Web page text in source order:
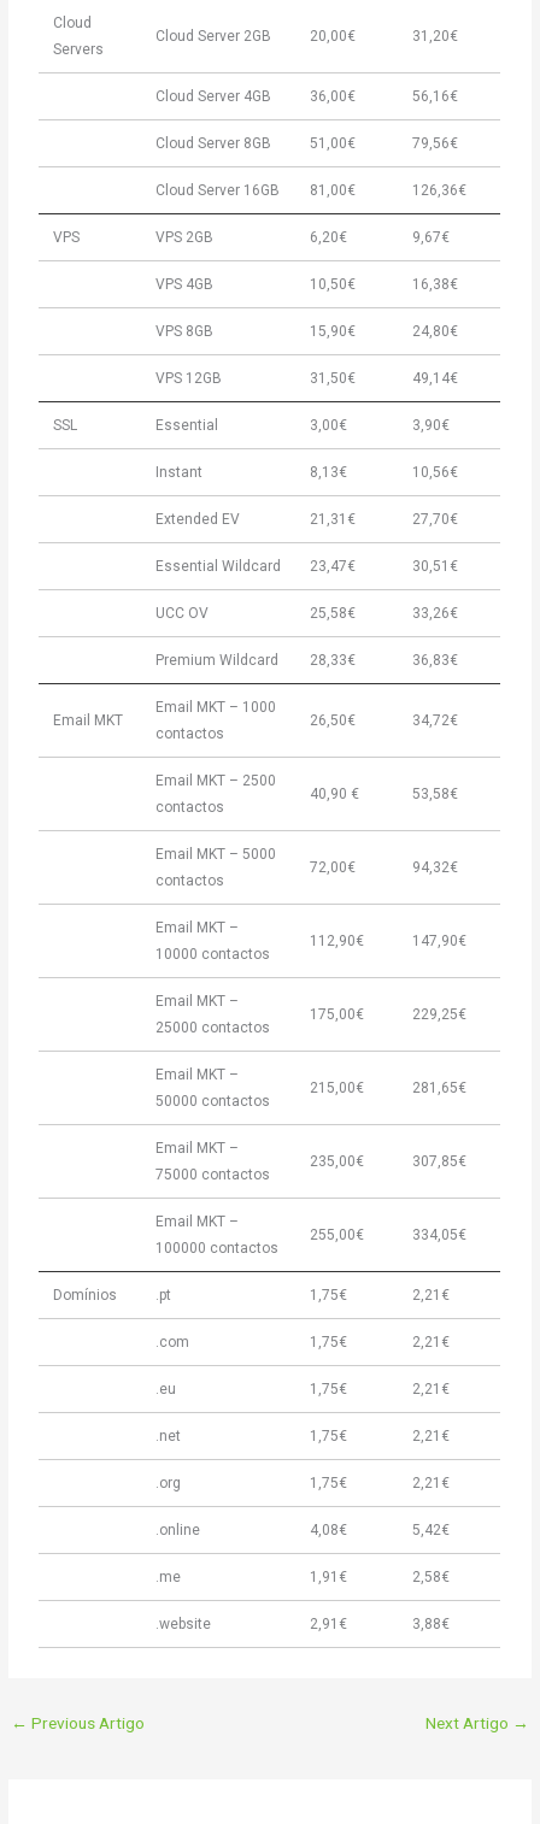
Cloud
Servers
Cloud Server 2GB 20,00€ 31,20€
Cloud Server 4GB 36,00€ 56,16€
Cloud Server 8GB 51,00€ 79,56€
Cloud Server 16GB 81,00€ 126,36€
VPS VPS 2GB 6,20€ 9,67€
VPS 4GB 10,50€ 16,38€
VPS 8GB 15,90€ 24,80€
VPS 12GB 31,50€ 49,14€
SSL Essential 3,00€ 3,90€
Instant 8,13€ 10,56€
Extended EV 21,31€ 27,70€
Essential Wildcard 23,47€ 30,51€
UCC OV 25,58€ 33,26€
Premium Wildcard 28,33€ 36,83€
Email MKT
Email MKT – 1000
contactos
26,50€ 34,72€
Email MKT – 2500
contactos
40,90 € 53,58€
Email MKT – 5000
contactos
72,00€ 94,32€
Email MKT –
10000 contactos
112,90€ 147,90€
Email MKT –
25000 contactos
175,00€ 229,25€
Email MKT –
50000 contactos
215,00€ 281,65€
Email MKT –
75000 contactos
235,00€ 307,85€
Email MKT –
100000 contactos
255,00€ 334,05€
Domínios .pt 1,75€ 2,21€
.com 1,75€ 2,21€
.eu 1,75€ 2,21€
.net 1,75€ 2,21€
.org 1,75€ 2,21€
.online 4,08€ 5,42€
.me 1,91€ 2,58€
.website 2,91€ 3,88€
← Previous Artigo Next Artigo →